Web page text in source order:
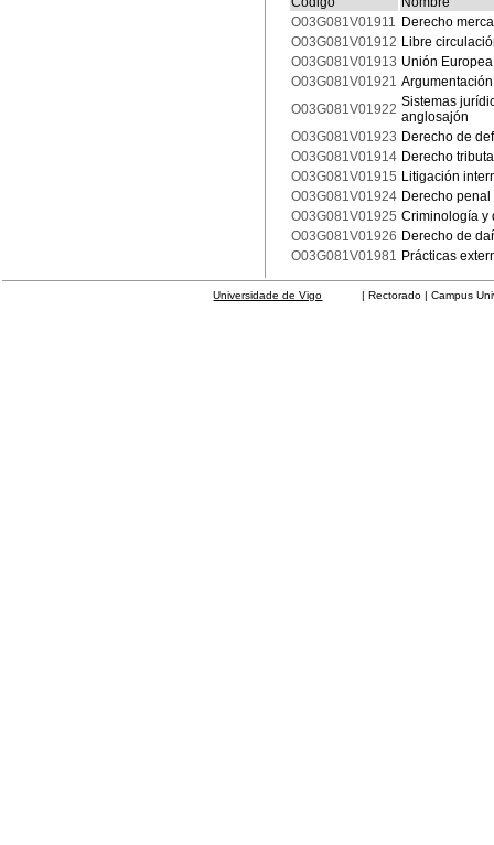
O03G081V01911 Derecho
O03G081V01912 Libre
O03G081V01913 Unión
O03G081V01921
O03G081V01922 Sistemas
anglosajón
O03G081V01923 Derecho de
O03G081V01914 Derecho
O03G081V01915 Litigación
O03G081V01924 Derecho
O03G081V01925 Criminología y
O03G081V01926 Derecho de
O03G081V01981 Prácticas
Universidade de Vigo | Rectorado | Campus